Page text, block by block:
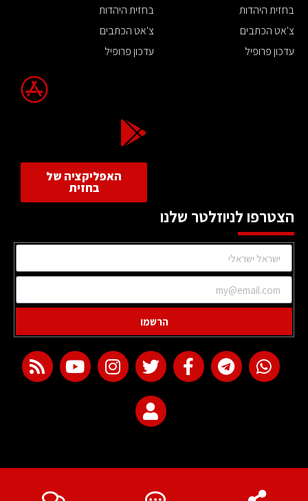
בחזית היהדות
צ'אט הכתבים
עדכון פרופיל
בחזית היהדות
צ'אט הכתבים
עדכון פרופיל
האפליקציה של
בחזית
הצטרפו לניוזלטר שלנו
הרשמו